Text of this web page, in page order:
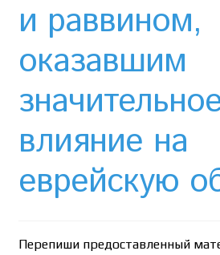
Почему интернет-аптеки
в Израиле: закон, доверие и
Рекомендации
Статьи
Страница-меню-2
и раввином,
оказавшим
влияние на
еврейскую
Перепиши предоставленный